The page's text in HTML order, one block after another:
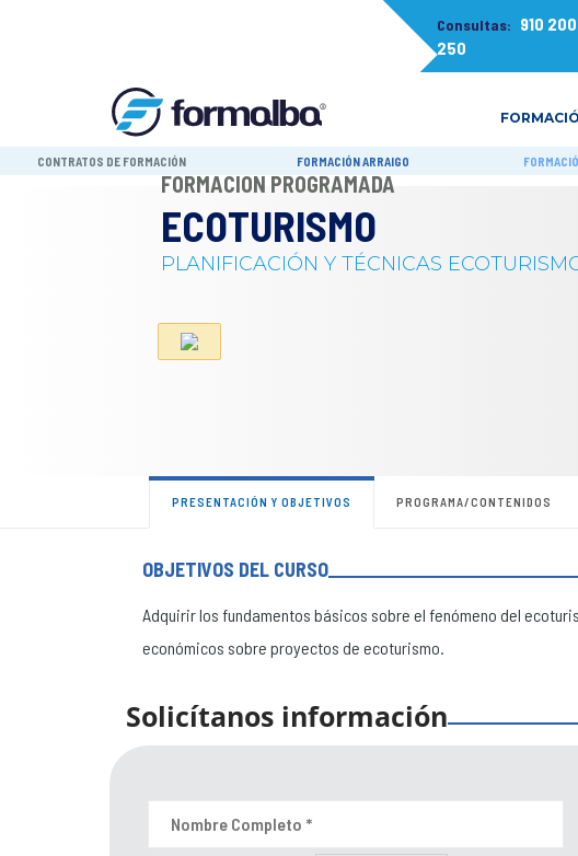
Consultas: 910 200
250
CONTRATOS DE FORMACIÓN FORMACIÓN ARRAIGO
FORMACIÓN PROGRAMADA
ECOTURISMO
PLANIFICACIÓN Y TÉCNICAS
PRESENTACIÓN Y OBJETIVOS PROGRAMA/CONTENIDOS
OBJETIVOS DEL CURSO
Adquirir los fundamentos básicos sobre el fenómeno del
económicos sobre proyectos de ecoturismo.
Solicítanos información